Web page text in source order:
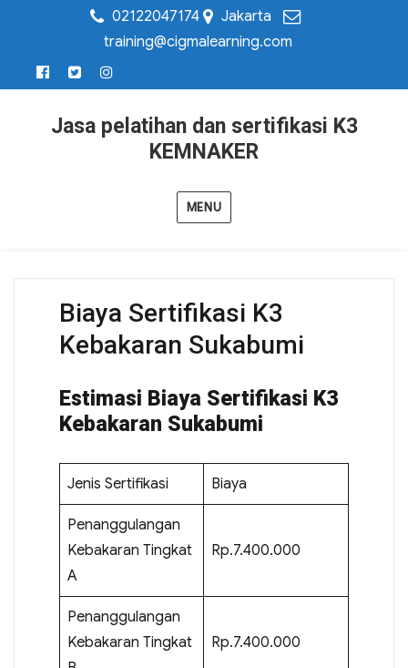
02122047174
Jakarta
training@cigmalearning.com
Jasa pelatihan dan sertifikasi K3
KEMNAKER
MENU
Biaya Sertifikasi K3
Kebakaran Sukabumi
Estimasi Biaya Sertifikasi K3
Kebakaran Sukabumi
Jenis Sertifikasi Biaya
Penanggulangan
Kebakaran Tingkat
A
Rp.7.400.000
Penanggulangan
Kebakaran Tingkat
Rp.7.400.000